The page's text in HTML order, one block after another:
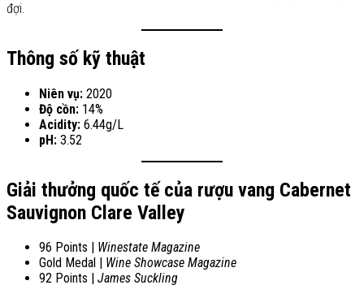
đợi.
Thông số kỹ thuật
Niên vụ: 2020
Độ cồn: 14%
Acidity: 6.44g/L
pH: 3.52
Giải thưởng quốc tế của rượu vang Cabernet
Sauvignon Clare Valley
96 Points | Winestate Magazine
Gold Medal | Wine Showcase Magazine
92 Points | James Suckling